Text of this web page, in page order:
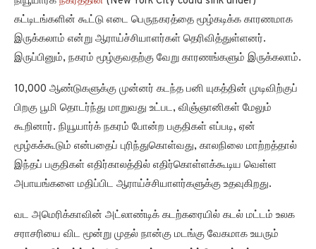
கட்டிடங்களின் கூட்டு எடை பெருநகரத்தை மூழ்கடிக்க காரணமாக
இருக்கலாம் என்று ஆராய்ச்சியாளர்கள் தெரிவித்துள்ளனர்.
இருப்பினும், நகரம் மூழ்குவதற்கு வேறு காரணங்களும் இருக்கலாம்.
10,000 ஆண்டுகளுக்கு முன்னர் கடந்த பனி யுகத்தின் முடிவிற்குப்
பிறகு பூமி தொடர்ந்து மாறுவது உட்பட, விஞ்ஞானிகள் மேலும்
கூறினார். நியூயார்க் நகரம் போன்ற பகுதிகள் எப்படி, ஏன்
மூழ்கக்கூடும் என்பதைப் புரிந்துகொள்வது, காலநிலை மாற்றத்தால்
இந்தப் பகுதிகள் எதிர்காலத்தில் எதிர்கொள்ளக்கூடிய வெள்ள
அபாயங்களை மதிப்பிட ஆராய்ச்சியாளர்களுக்கு உதவுகிறது.
வட அமெரிக்காவின் அட்லாண்டிக் கடற்கரையில் கடல் மட்டம் உலக
சராசரியை விட மூன்று முதல் நான்கு மடங்கு வேகமாக உயரும்